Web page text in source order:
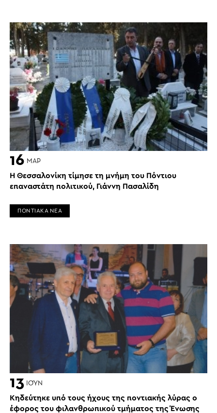
16 ΜΑΡ
Η Θεσσαλονίκη τίμησε τη μνήμη του Πόντιου
επαναστάτη πολιτικού, Γιάννη Πασαλίδη
ΠΟΝΤΙΑΚΑ ΝΕΑ
13 ΙΟΎΝ
Κηδεύτηκε υπό τους ήχους της ποντιακής λύρας ο
έφορος του φιλανθρωπικού τμήματος της Ένωσης